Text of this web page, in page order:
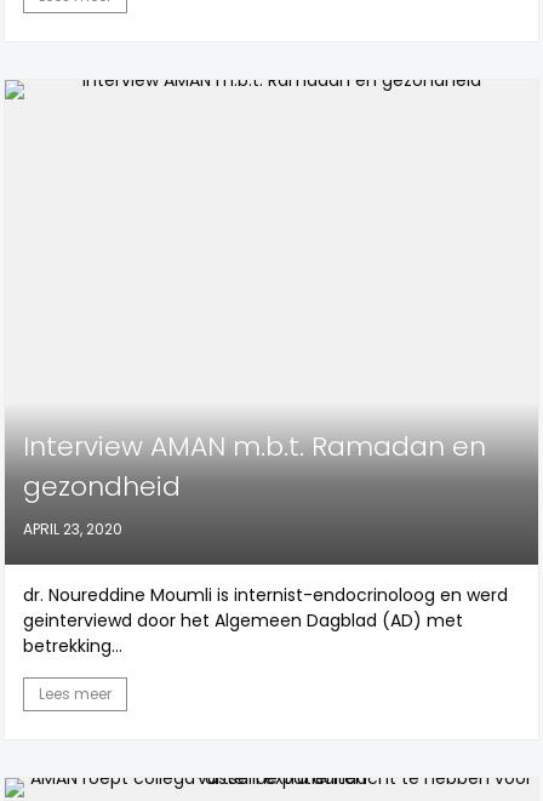
Interview AMAN m.b.t. Ramadan en
gezondheid
APRIL 23, 2020
dr. Noureddine Moumli is internist-endocrinoloog en werd
geinterviewd door het Algemeen Dagblad (AD) met
betrekking...
Lees meer